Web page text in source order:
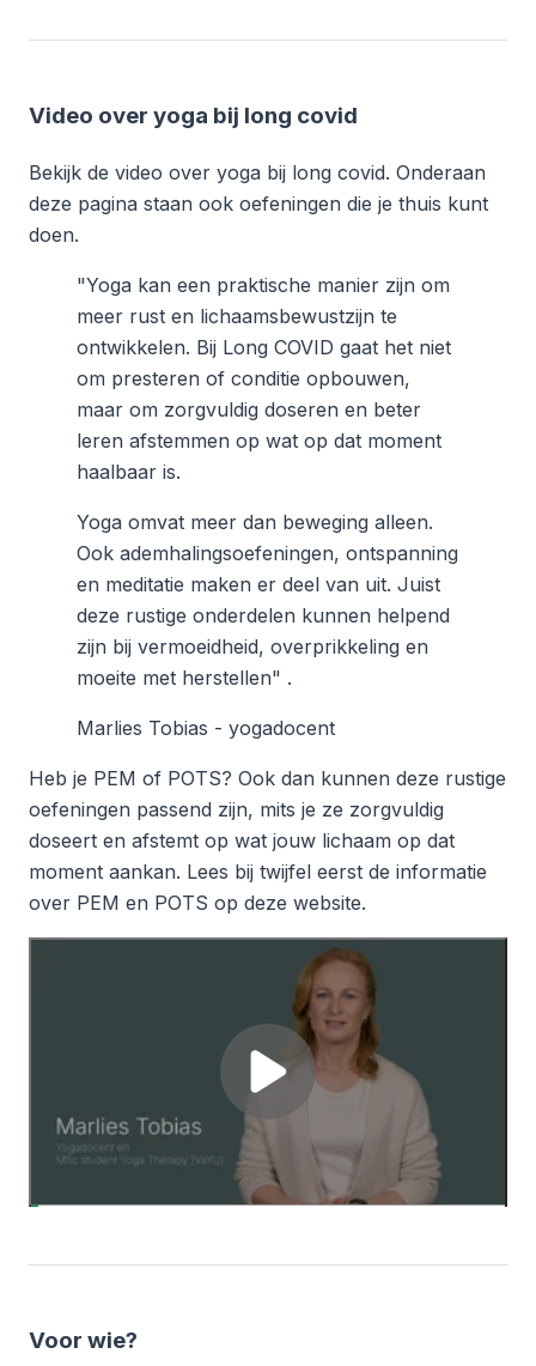
Video over yoga bij long covid
Bekijk de video over yoga bij long covid. Onderaan
deze pagina staan ook oefeningen die je thuis kunt
doen.
"Yoga kan een praktische manier zijn om
meer rust en lichaamsbewustzijn te
ontwikkelen. Bij Long COVID gaat het niet
om presteren of conditie opbouwen,
maar om zorgvuldig doseren en beter
leren afstemmen op wat op dat moment
haalbaar is.
Yoga omvat meer dan beweging alleen.
Ook ademhalingsoefeningen, ontspanning
en meditatie maken er deel van uit. Juist
deze rustige onderdelen kunnen helpend
zijn bij vermoeidheid, overprikkeling en
moeite met herstellen" .
Marlies Tobias - yogadocent
Heb je PEM of POTS? Ook dan kunnen deze rustige
oefeningen passend zijn, mits je ze zorgvuldig
doseert en afstemt op wat jouw lichaam op dat
moment aankan. Lees bij twijfel eerst de informatie
over PEM en POTS op deze website.
(tracking) cookies geplaatst worden
Yoga
Voor wie?